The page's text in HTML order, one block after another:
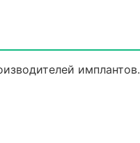
имплантов.